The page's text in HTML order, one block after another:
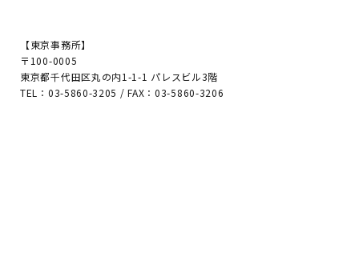
【東京事務所】
〒100-0005
東京都千代田区丸の内1-1-1 パレスビル3階
TEL：03-5860-3205 / FAX：03-5860-3206